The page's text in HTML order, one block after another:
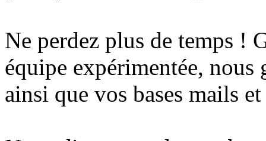
Ne perdez plus de temps !
équipe expérimentée, nous
ainsi que vos bases mails et